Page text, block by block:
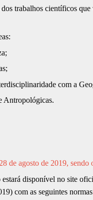
trabalhos científicos
com a
Antropológicas.
de agosto de 2019,
disponível no site
) com as seguintes